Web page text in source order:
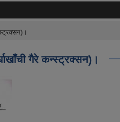
गैरे कन्स्ट्रक्सन)।